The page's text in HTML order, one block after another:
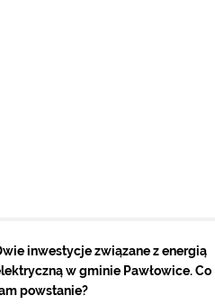
inwestycje związane z energią
w gminie Pawłowice. Co
powstanie?